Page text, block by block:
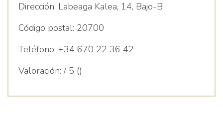
Dirección: Labeaga Kalea, 14, Bajo-B
Código postal: 20700
Teléfono: +34 670 22 36 42
Valoración: / 5 ()